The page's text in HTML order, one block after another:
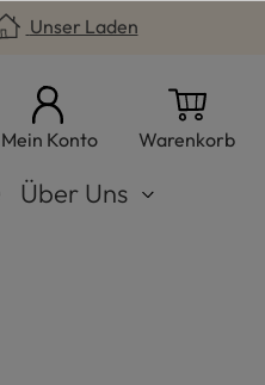
Unser Laden
0 Produkte auf dem
Mein Konto Warenkorb
Über Uns